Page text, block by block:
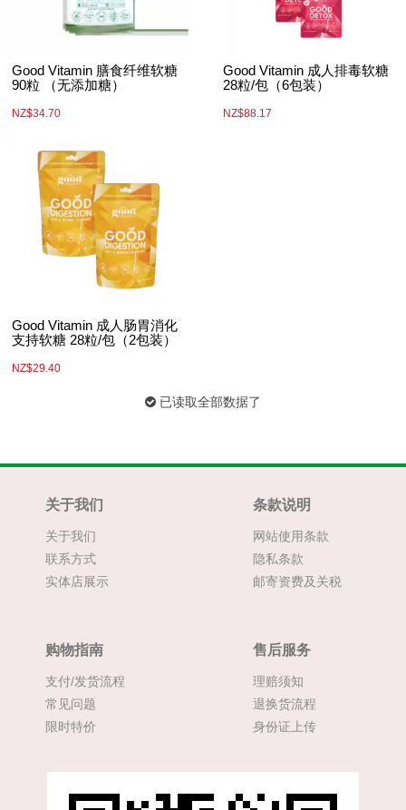
Good Vitamin 膳食纤维软糖
90粒 （无添加糖）
NZ$34.70
Good Vitamin 成人排毒软糖
28粒/包（6包装）
NZ$88.17
Good Vitamin 成人肠胃消化
支持软糖 28粒/包（2包装）
NZ$29.40
已读取全部数据了
关于我们
关于我们
联系方式
实体店展示
条款说明
网站使用条款
隐私条款
邮寄资费及关税
购物指南
支付/发货流程
常见问题
限时特价
售后服务
理赔须知
退换货流程
身份证上传